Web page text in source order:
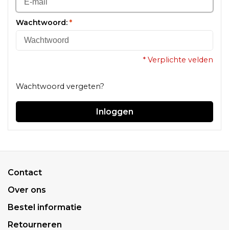
Wachtwoord: *
* Verplichte velden
Wachtwoord vergeten?
Inloggen
Contact
Over ons
Bestel informatie
Retourneren